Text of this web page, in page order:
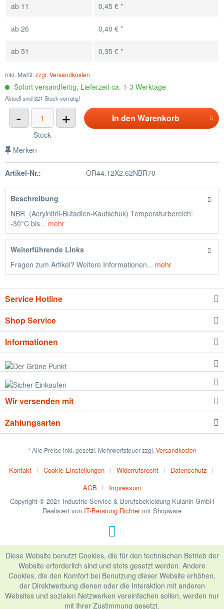
ab 11 0,45 € *
ab 26 0,40 € *
ab 51 0,35 € *
inkl. MwSt. zzgl. Versandkosten
Sofort versandfertig, Lieferzeit ca. 1-3 Werktage
Aktuell sind 321 Stück vorrätig!
- +
Stück
In den Warenkorb
Merken
Artikel-Nr.: OR44.12X2.62NBR70
Beschreibung
NBR (Acrylnitril-Butadien-Kautschuk) Temperaturbereich:
-30°C bis... mehr
Weiterführende Links
Fragen zum Artikel? Weitere Informationen... mehr
Service Hotline
Shop Service
Informationen
Wir versenden mit
Zahlungsarten
* Alle Preise inkl. gesetzl. Mehrwertsteuer zzgl. Versandkosten
Kontakt Cookie-Einstellungen Widerrufsrecht
Datenschutz
AGB
Impressum
Copyright © 2021 Industrie-Service & Berufsbekleidung Kulanin GmbH
Realisiert von IT-Beratung Richtermit Shopware
Diese Website benutzt Cookies, die für den technischen Betrieb der
Website erforderlich sind und stets gesetzt werden. Andere
Cookies, die den Komfort bei Benutzung dieser Website erhöhen,
der Direktwerbung dienen oder die Interaktion mit anderen
Websites und sozialen Netzwerken vereinfachen sollen, werden nur
mit Ihrer Zustimmung gesetzt.